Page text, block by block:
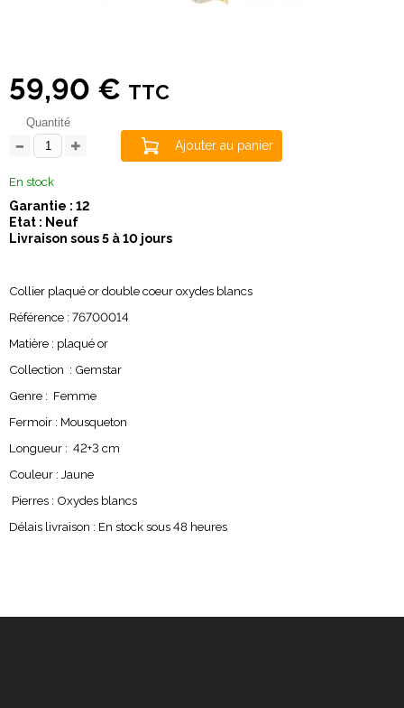
59,90 € TTC
Quantité
Ajouter au panier
En stock
Garantie : 12
Etat : Neuf
Livraison sous 5 à 10 jours
Collier plaqué or double coeur oxydes blancs
Référence : 76700014
Matière : plaqué or
Collection : Gemstar
Genre : Femme
Fermoir : Mousqueton
Longueur : 42+3 cm
Couleur : Jaune
Pierres : Oxydes blancs
Délais livraison : En stock sous 48 heures